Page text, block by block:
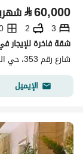
⃁60,000
3
2
شقة فاخرة للإيجار
شارع رقم 353، حي الملقا، شمال الرياض، الرياض
الإيميل